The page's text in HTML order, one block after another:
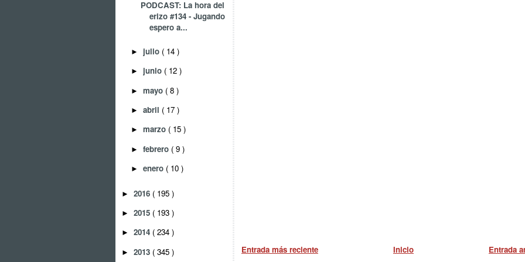
PODCAST: La hora del
erizo #134 - Jugando
espero a...
► julio ( 14 )
► junio ( 12 )
► mayo ( 8 )
► abril ( 17 )
► marzo ( 15 )
► febrero ( 9 )
► enero ( 10 )
► 2016 ( 195 )
► 2015 ( 193 )
► 2014 ( 234 )
► 2013 ( 345 ) Entrada más reciente Entrada
Inicio